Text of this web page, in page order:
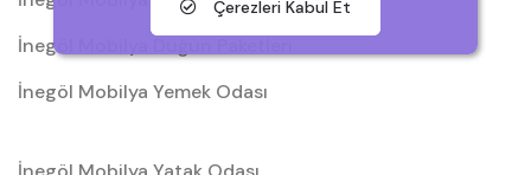
İnegöl Mobilya Düğün Paketleri
İnegöl Mobilya Yemek Odası
Çerezleri Kabul Et